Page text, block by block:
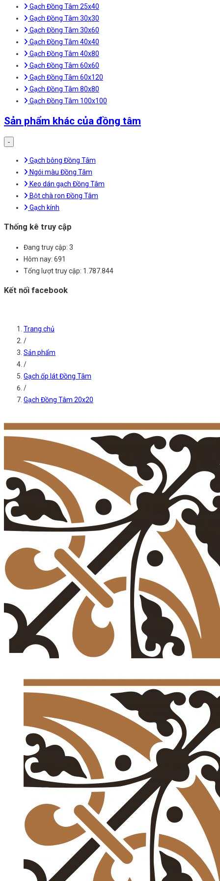
Gạch Đồng Tâm 25x40
Gạch Đồng Tâm 30x30
Gạch Đồng Tâm 30x60
Gạch Đồng Tâm 40x40
Gạch Đồng Tâm 40x80
Gạch Đồng Tâm 60x60
Gạch Đồng Tâm 60x120
Gạch Đồng Tâm 80x80
Gạch Đồng Tâm 100x100
Sản phẩm khác của đồng tâm
-
Gạch bông Đồng Tâm
Ngói màu Đồng Tâm
Keo dán gạch Đồng Tâm
Bột chà ron Đồng Tâm
Gạch kính
Thống kê truy cập
Đang truy cập: 3
Hôm nay: 691
Tổng lượt truy cập: 1.787.844
Kết nối facebook
Trang chủ
/
Sản phẩm
/
Gạch ốp lát Đồng Tâm
/
Gạch Đồng Tâm 20x20